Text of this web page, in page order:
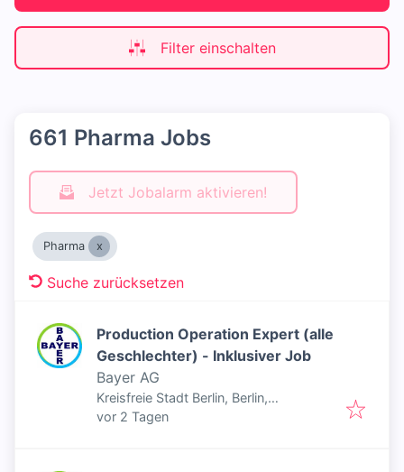
Filter einschalten
661 Pharma Jobs
Jetzt Jobalarm aktivieren!
Pharma
Suche zurücksetzen
Production Operation Expert (alle
Geschlechter) - Inklusiver Job
Bayer AG
Kreisfreie Stadt Berlin, Berlin,
Deutschland
Veröffentlicht
vor 2 Tagen